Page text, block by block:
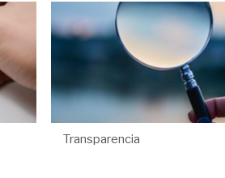
Transparencia